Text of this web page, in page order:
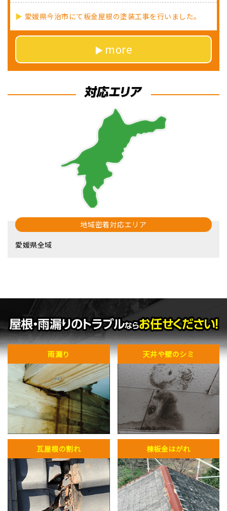
愛媛県今治市にて板金屋根の塗装工事を行いました。
more
地域密着対応エリア
愛媛県全域
雨漏り 天井や壁のシミ
瓦屋根の割れ 棟板金はがれ